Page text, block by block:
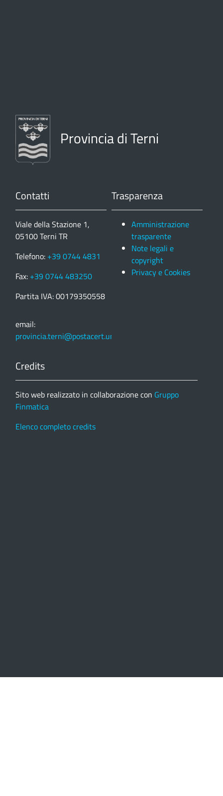
Provincia di Terni
Contatti
Viale della Stazione 1,
05100 Terni TR
Telefono: +39 0744 4831
Fax: +39 0744 483250
Partita IVA: 00179350558
email:
provincia.terni@postacert.umbria.it
Trasparenza
Amministrazione
trasparente
Note legali e
copyright
Privacy e Cookies
Credits
Sito web realizzato in collaborazione con Gruppo
Finmatica
Elenco completo credits